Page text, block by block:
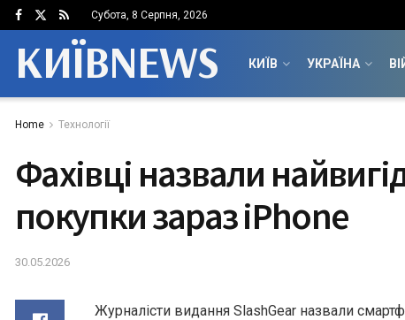
Субота, 8 Серпня, 2026
КИЇВNEWS КИЇВ УКРАЇНА
Home Технології
Фахівці назвали
покупки зараз iPhone
30.05.2026
Журналісти видання SlashGear назвали